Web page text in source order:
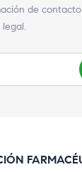
de
legal.